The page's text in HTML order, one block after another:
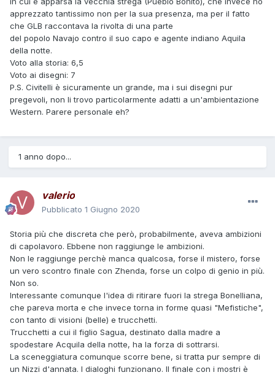
apprezzato tantissimo non per la sua presenza, ma per il fatto
che GLB raccontava la rivolta di una parte
del popolo Navajo contro il suo capo e agente indiano Aquila
della notte.
Voto alla storia: 6,5
Voto ai disegni: 7
P.S. Civitelli è sicuramente un grande, ma i sui disegni pur
pregevoli, non li trovo particolarmente adatti a un'ambientazione
Western. Parere personale eh?
1 anno dopo...
valerio
Pubblicato 1 Giugno 2020
Storia più che discreta che però, probabilmente, aveva ambizioni
di capolavoro. Ebbene non raggiunge le ambizioni.
Non le raggiunge perchè manca qualcosa, forse il mistero, forse
un vero scontro finale con Zhenda, forse un colpo di genio in più.
Non so.
Interessante comunque l'idea di ritirare fuori la strega Bonelliana,
che pareva morta e che invece torna in forme quasi "Mefistiche",
con tanto di visioni (belle) e trucchetti.
Trucchetti a cui il figlio Sagua, destinato dalla madre a
spodestare Acquila della notte, ha la forza di sottrarsi.
La sceneggiatura comunque scorre bene, si tratta pur sempre di
un Nizzi d'annata. I dialoghi funzionano. Il finale con i mostri è